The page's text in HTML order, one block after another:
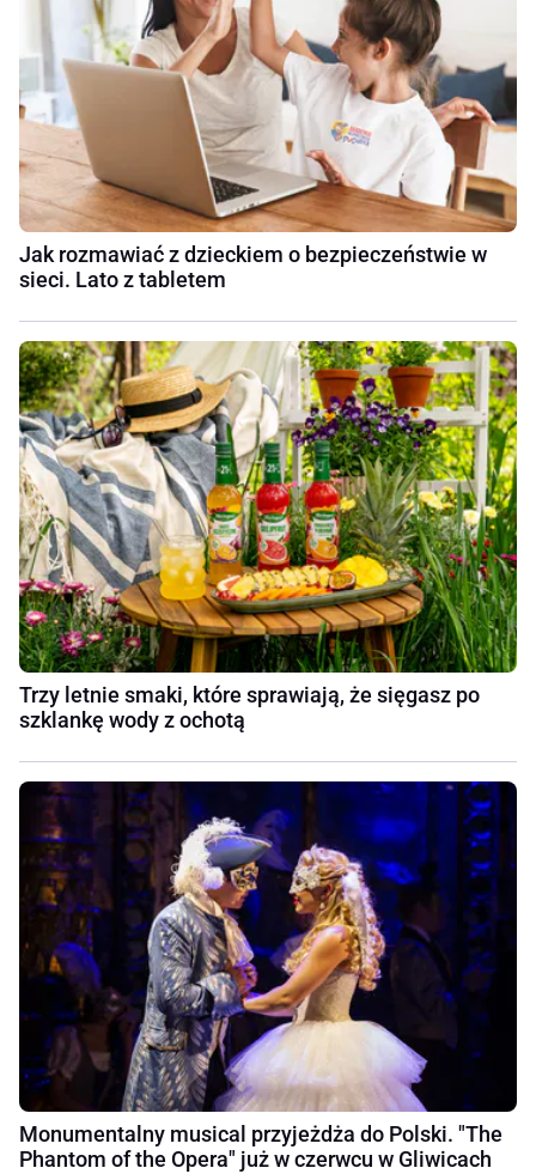
Jak rozmawiać z dzieckiem o bezpieczeństwie w
sieci. Lato z tabletem
Trzy letnie smaki, które sprawiają, że sięgasz po
szklankę wody z ochotą
Monumentalny musical przyjeżdża do Polski. "The
Phantom of the Opera" już w czerwcu w Gliwicach